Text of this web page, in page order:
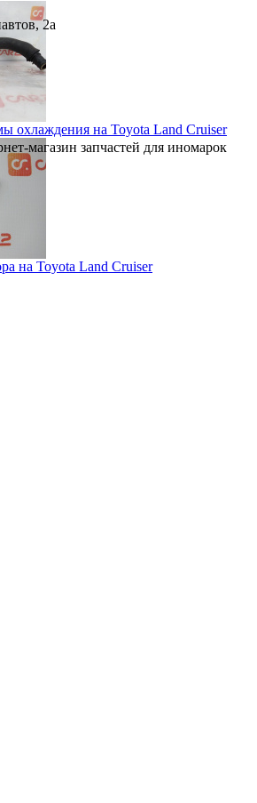
охлаждения на Toyota Land Cruiser
на Toyota Land Cruiser
2а
магазин запчастей для иномарок